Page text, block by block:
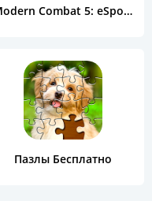
Modern Combat 5: eSports FPS
Пазлы Бесплатно